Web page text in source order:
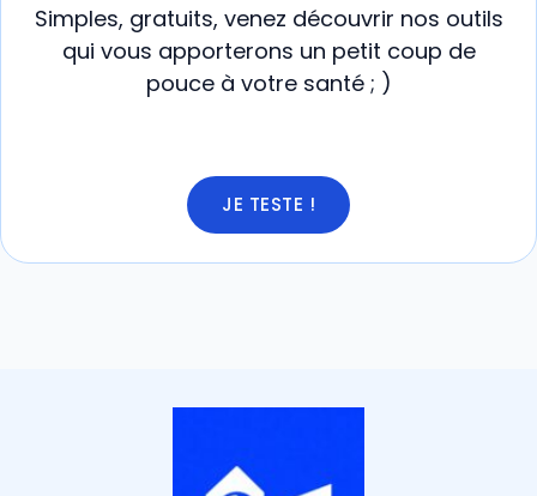
Simples, gratuits, venez découvrir nos outils
qui vous apporterons un petit coup de
pouce à votre santé ; )
JE TESTE !